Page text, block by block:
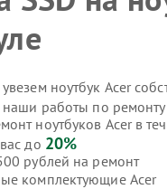
ноутбук Acer
наши работы по
ноутбуков Acer в
до 20%
рублей на ремонт
комплектующие Acer